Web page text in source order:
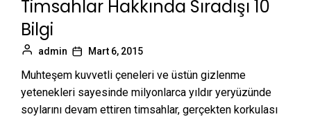
Timsahlar Hakkında Sıradışı 10
Bilgi
admin Mart 6, 2015
Muhteşem kuvvetli çeneleri ve üstün gizlenme
yetenekleri sayesinde milyonlarca yıldır yeryüzünde
soylarını devam ettiren timsahlar, gerçekten korkulası